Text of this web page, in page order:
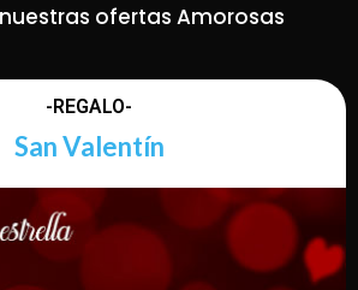
ofertas Amorosas
-REGALO-
San Valentín